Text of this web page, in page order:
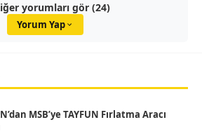
yorumları gör (24)
Yorum Yap
MSB’ye TAYFUN Fırlatma Aracı